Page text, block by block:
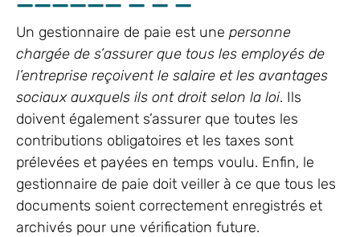
Un gestionnaire de paie est une personne
chargée de s’assurer que tous les employés de
l’entreprise reçoivent le salaire et les avantages
sociaux auxquels ils ont droit selon la loi. Ils
doivent également s’assurer que toutes les
contributions obligatoires et les taxes sont
prélevées et payées en temps voulu. Enfin, le
gestionnaire de paie doit veiller à ce que tous les
documents soient correctement enregistrés et
archivés pour une vérification future.